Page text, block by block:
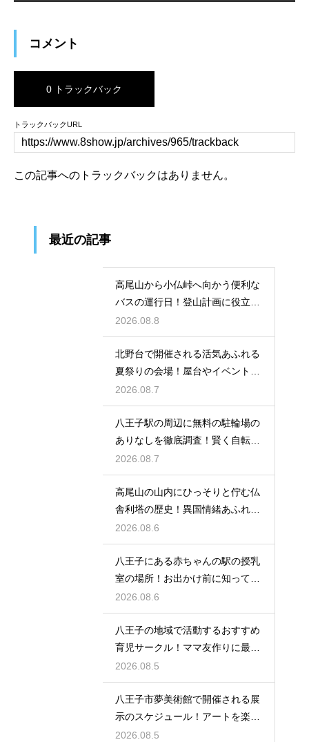
コメント
0 トラックバック
トラックバックURL
この記事へのトラックバックはありません。
最近の記事
高尾山から小仏峠へ向かう便利な
バスの運行日！登山計画に役立つ
時刻表
2026.08.8
北野台で開催される活気あふれる
夏祭りの会場！屋台やイベントを
大満喫
2026.08.7
八王子駅の周辺に無料の駐輪場の
ありなしを徹底調査！賢く自転車
を止める
2026.08.7
高尾山の山内にひっそりと佇む仏
舎利塔の歴史！異国情緒あふれる
建造物
2026.08.6
八王子にある赤ちゃんの駅の授乳
室の場所！お出かけ前に知ってお
きたい事
2026.08.6
八王子の地域で活動するおすすめ
育児サークル！ママ友作りに最適
な場所
2026.08.5
八王子市夢美術館で開催される展
示のスケジュール！アートを楽し
む休日の旅
2026.08.5